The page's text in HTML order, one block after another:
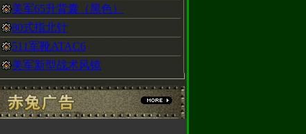
美军65升背囊（黑色）
80式指北针
511军靴ATAC6
美军新型战术风镜